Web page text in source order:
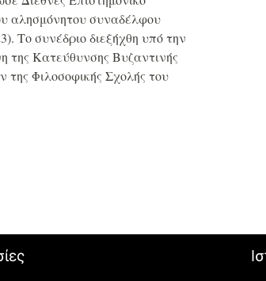
αλησμόνητου συναδέλφου
Το συνέδριο διεξήχθη υπό την
της Κατεύθυνσης Βυζαντινής
Φιλοσοφικής Σχολής του